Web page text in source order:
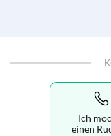
Ich
einen